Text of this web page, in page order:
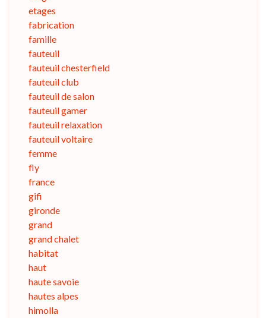
etages
fabrication
famille
fauteuil
fauteuil chesterfield
fauteuil club
fauteuil de salon
fauteuil gamer
fauteuil relaxation
fauteuil voltaire
femme
fly
france
gifi
gironde
grand
grand chalet
habitat
haut
haute savoie
hautes alpes
himolla